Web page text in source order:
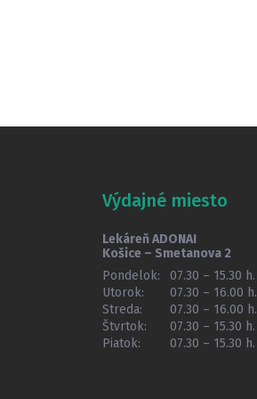
Výdajné miesto
Lekáreň ADONAI
Košice – Smetanova 2
Pondelok:
07.30 – 15.30 h.
Utorok:
07.30 – 16.00 h.
Streda:
07.30 – 16.00 h.
Štvrtok:
07.30 – 15.30 h.
Piatok:
07.30 – 15.30 h.